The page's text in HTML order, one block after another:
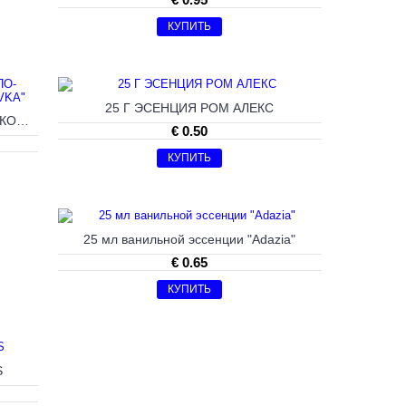
КУПИТЬ
25 Г ПРИПРАВА ДЛЯ МОРКОВИ ПО-КОРЕЙСКИ (НЕ ОСТРОЙ) "PRIPRAVKA"
25 Г ЭСЕНЦИЯ РОМ АЛЕКС
€ 0.50
КУПИТЬ
25 мл ванильной эссенции "Adazia"
€ 0.65
КУПИТЬ